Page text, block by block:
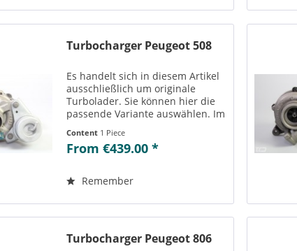
Turbocharger Peugeot 508
Es handelt sich in diesem Artikel
ausschließlich um originale
Turbolader. Sie können hier die
passende Variante auswählen. Im
Teilenummern“ können Sie die zu
der ausgewählten Variante
einsehen....
Content 1 Piece
From €439.00 *
Remember
Turbocharger Peugeot 806